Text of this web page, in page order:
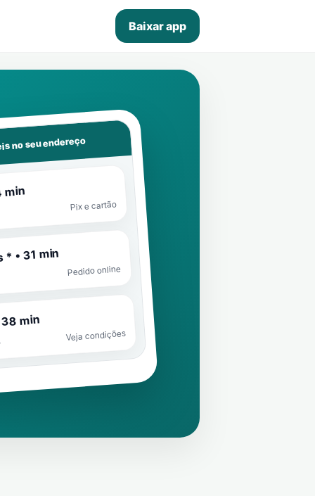
Baixar app
no seu endereço
min
Pix e cartão
• 31 min
Pedido online
min
Veja condições